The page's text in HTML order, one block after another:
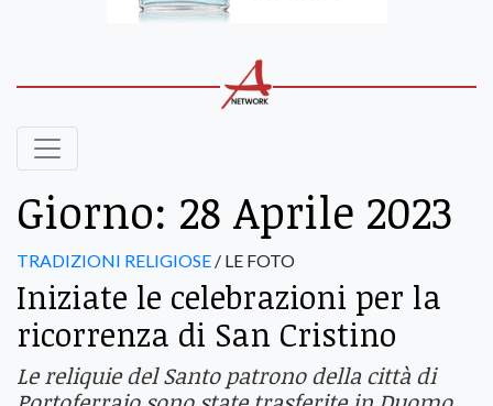
Giorno: 28 Aprile 2023
TRADIZIONI RELIGIOSE / LE FOTO
Iniziate le celebrazioni per la
ricorrenza di San Cristino
Le reliquie del Santo patrono della città di